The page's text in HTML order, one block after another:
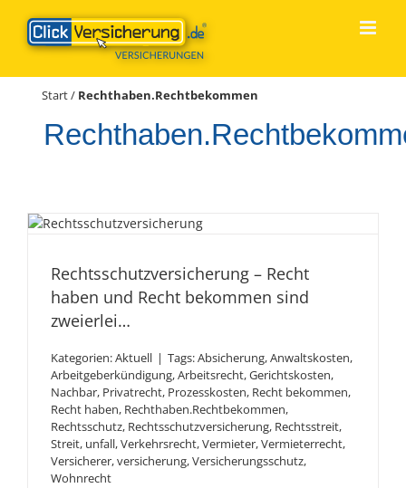
Inhalt
springen
Start/ Rechthaben.Rechtbekommen
Rechtsschutzversicherung –
bekommen sind zweierlei…
Rechtsschutzversicherung – Recht
haben und Recht bekommen sind
zweierlei…
Kategorien:Aktuell | Tags:Absicherung,Anwaltskosten,
Arbeitgeberkündigung,Arbeitsrecht,Gerichtskosten,
Nachbar, Privatrecht, Prozesskosten, Recht bekommen,
Recht haben, Rechthaben.Rechtbekommen,
Rechtsschutz, Rechtsschutzversicherung, Rechtsstreit,
Streit, unfall,Verkehrsrecht,Vermieter,Vermieterrecht,
Versicherer,versicherung,Versicherungsschutz,
Wohnrecht